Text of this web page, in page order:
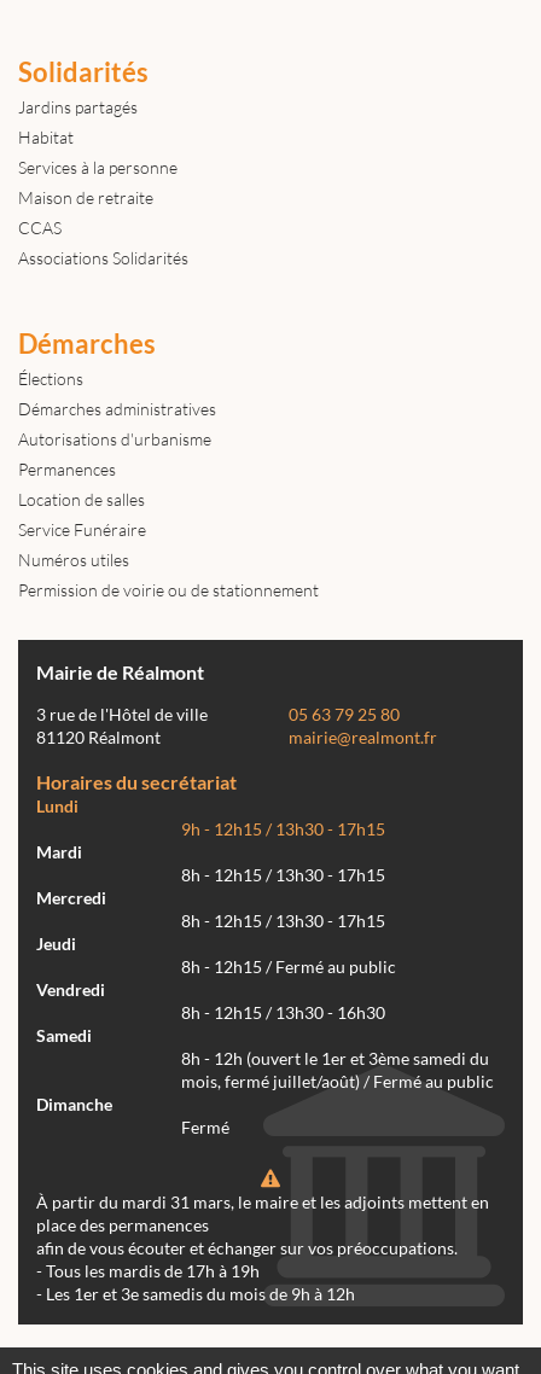
Solidarités
Jardins partagés
Habitat
Services à la personne
Maison de retraite
CCAS
Associations Solidarités
Démarches
Élections
Démarches administratives
Autorisations d'urbanisme
Permanences
Location de salles
Service Funéraire
Numéros utiles
Permission de voirie ou de stationnement
Mairie de Réalmont
3 rue de l'Hôtel de ville
81120 Réalmont
05 63 79 25 80
mairie@realmont.fr
Horaires du secrétariat
Lundi
9h - 12h15 / 13h30 - 17h15
Mardi
8h - 12h15 / 13h30 - 17h15
Mercredi
8h - 12h15 / 13h30 - 17h15
Jeudi
8h - 12h15 / Fermé au public
Vendredi
8h - 12h15 / 13h30 - 16h30
Samedi
8h - 12h (ouvert le 1er et 3ème samedi du
mois, fermé juillet/août) / Fermé au public
Dimanche
Fermé
À partir du mardi 31 mars, le maire et les adjoints mettent en
place des permanences
afin de vous écouter et échanger sur vos préoccupations.
- Tous les mardis de 17h à 19h
- Les 1er et 3e samedis du mois de 9h à 12h
This site uses cookies and gives you control over what you want